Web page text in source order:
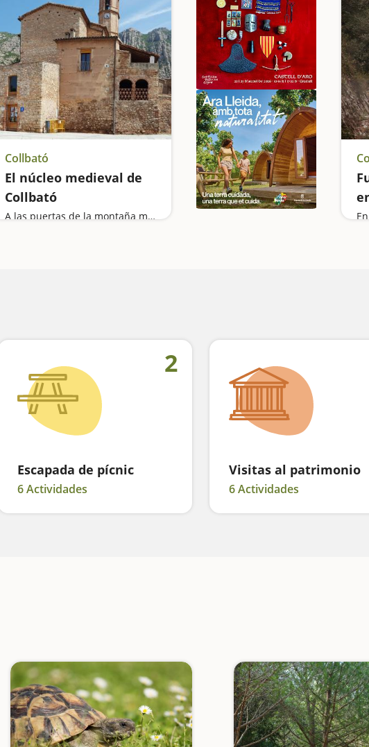
Collbató
El núcleo medieval de
Collbató
A las puertas de la montaña mágica
2
Escapada de pícnic
6 Actividades
Visitas al patrimonio
6 Actividades